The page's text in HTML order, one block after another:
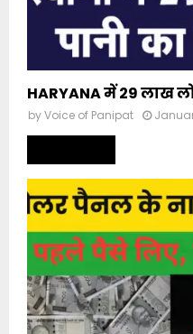
HARYANA में 29 लाख
byVoice of Panipat